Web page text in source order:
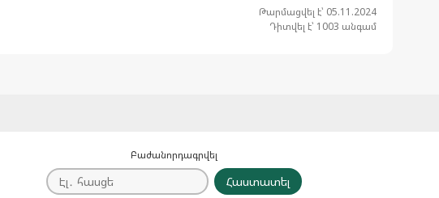
Թարմացվել է՝ 05.11.2024
Դիտվել է՝ 1003 անգամ
Բաժանորդագրվել
Հաստատել